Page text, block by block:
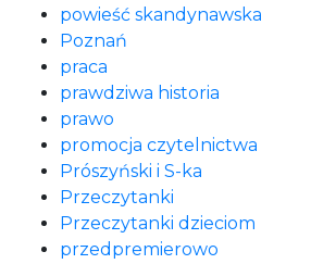
powieść skandynawska
Poznań
praca
prawdziwa historia
prawo
promocja czytelnictwa
Prószyński i S-ka
Przeczytanki
Przeczytanki dzieciom
przedpremierowo